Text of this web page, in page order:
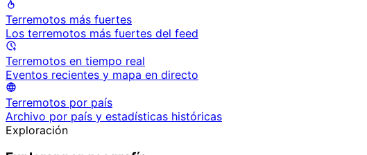
Terremotos más fuertes
Los terremotos más fuertes del feed
Terremotos en tiempo real
Eventos recientes y mapa en directo
Terremotos por país
Archivo por país y estadísticas históricas
Exploración